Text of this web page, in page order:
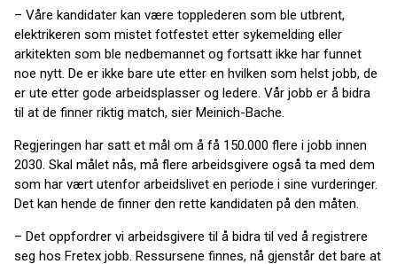
– Våre kandidater kan være topplederen som ble utbrent,
elektrikeren som mistet fotfestet etter sykemelding eller
arkitekten som ble nedbemannet og fortsatt ikke har funnet
noe nytt. De er ikke bare ute etter en hvilken som helst jobb, de
er ute etter gode arbeidsplasser og ledere. Vår jobb er å bidra
til at de finner riktig match, sier Meinich-Bache.
Regjeringen har satt et mål om å få 150.000 flere i jobb innen
2030. Skal målet nås, må flere arbeidsgivere også ta med dem
som har vært utenfor arbeidslivet en periode i sine vurderinger.
Det kan hende de finner den rette kandidaten på den måten.
– Det oppfordrer vi arbeidsgivere til å bidra til ved å registrere
seg hos Fretex jobb. Ressursene finnes, nå gjenstår det bare at